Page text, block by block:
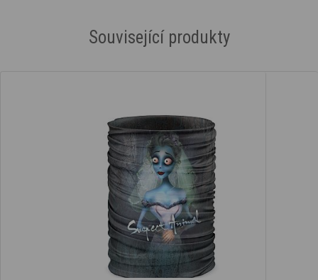
Související produkty